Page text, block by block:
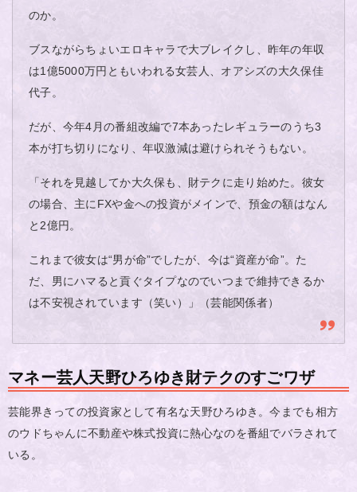
のか。
ブスながらちょいエロキャラで大ブレイクし、昨年の年収
は1億5000万円ともいわれる女芸人、オアシズの大久保佳
代子。
だが、今年4月の番組改編で7本あったレギュラーのうち3
本が打ち切りになり、年収激減は避けられそうもない。
「それを見越してか大久保も、財テクに走り始めた。彼女
の場合、主にFXや金への投資がメインで、預金の額はなん
と2億円。
これまで彼女は“男が命”でしたが、今は“資産が命”。た
だ、男にハマると貢ぐタイプなのでいつまで維持できるか
は不安視されています（笑い）」（芸能関係者）
マネー芸人天野ひろゆき財テクのすごワザ
芸能界きっての投資家として有名な天野ひろゆき。今までも相方
のウドちゃんに不動産や株式投資に熱心なのを番組でバラされて
いる。